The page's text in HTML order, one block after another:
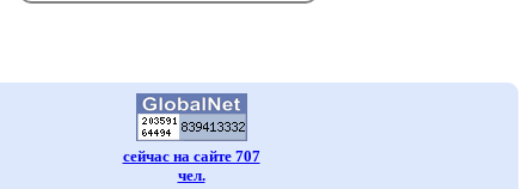
сейчас на сайте 707
чел.